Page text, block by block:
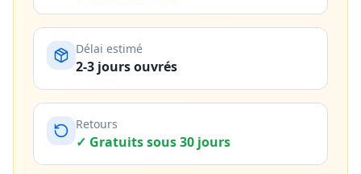
Délai estimé
2-3 jours ouvrés
Retours
✓ Gratuits sous 30 jours